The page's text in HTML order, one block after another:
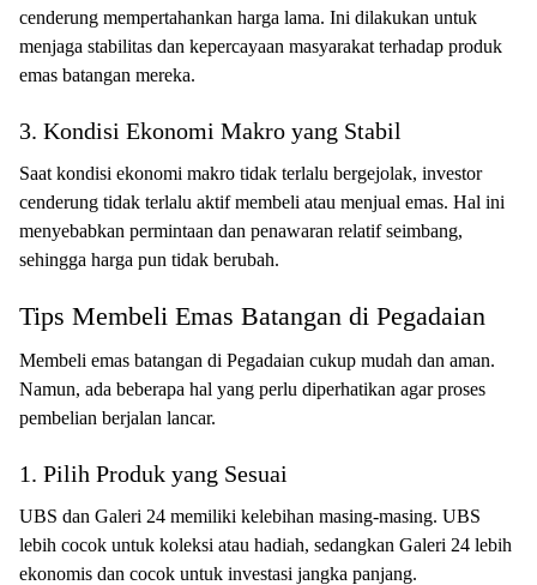
cenderung mempertahankan harga lama. Ini dilakukan untuk
menjaga stabilitas dan kepercayaan masyarakat terhadap produk
emas batangan mereka.
3. Kondisi Ekonomi Makro yang Stabil
Saat kondisi ekonomi makro tidak terlalu bergejolak, investor
cenderung tidak terlalu aktif membeli atau menjual emas. Hal ini
menyebabkan permintaan dan penawaran relatif seimbang,
sehingga harga pun tidak berubah.
Tips Membeli Emas Batangan di Pegadaian
Membeli emas batangan di Pegadaian cukup mudah dan aman.
Namun, ada beberapa hal yang perlu diperhatikan agar proses
pembelian berjalan lancar.
1. Pilih Produk yang Sesuai
UBS dan Galeri 24 memiliki kelebihan masing-masing. UBS
lebih cocok untuk koleksi atau hadiah, sedangkan Galeri 24 lebih
ekonomis dan cocok untuk investasi jangka panjang.